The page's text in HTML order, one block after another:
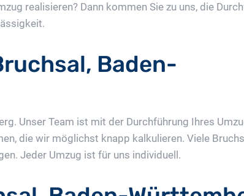
realisieren? Dann kommen Sie zu uns, die
Baden-
Unser Team ist mit der Durchführung Ihres
die wir möglichst knapp kalkulieren. Viele
Jeder Umzug ist für uns individuell.